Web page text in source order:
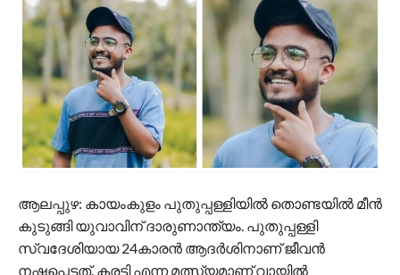
ആലപ്പുഴ: കായംകുളം പുതുപ്പള്ളിയിൽ തൊണ്ടയിൽ മീൻ
കുടുങ്ങി യുവാവിന് ദാരുണാന്ത്യം. പുതുപ്പള്ളി
സ്വദേശിയായ 24കാരൻ ആദർശിനാണ് ജീവൻ
നഷ്ടപ്പെട്ടത്. കരട്ടി എന്ന മത്സ്യമാണ് വായിൽ